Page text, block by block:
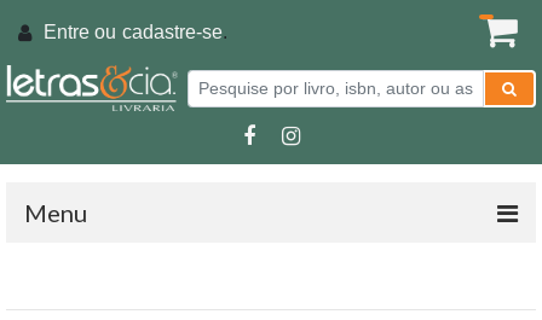
Entre ou cadastre-se.
Menu